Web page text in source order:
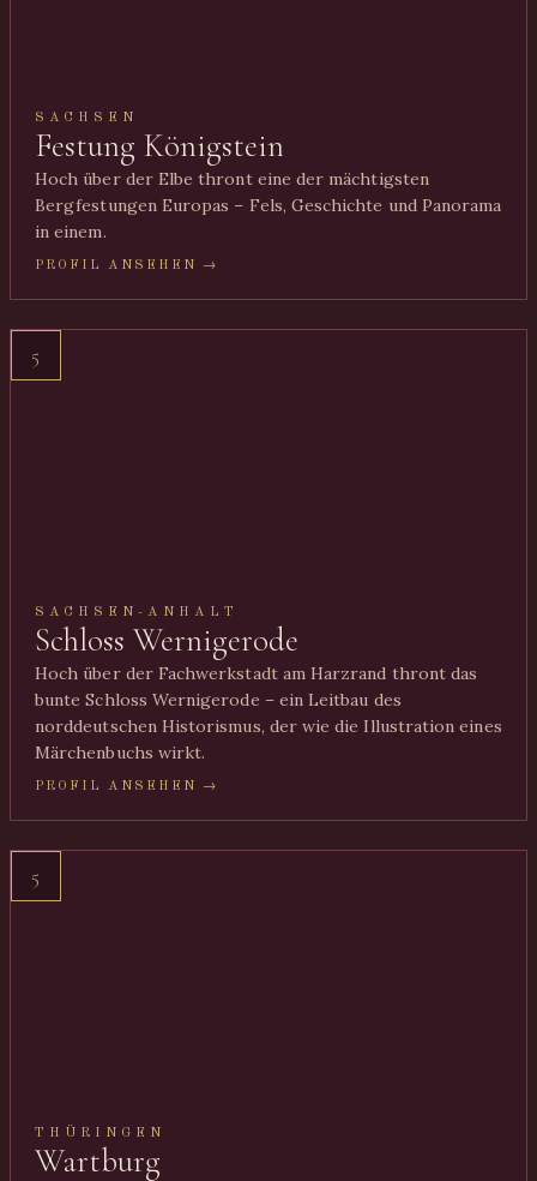
SACHSEN
Festung Königstein
Hoch über der Elbe thront eine der mächtigsten
Bergfestungen Europas – Fels, Geschichte und Panorama
in einem.
PROFIL ANSEHEN →
5
SACHSEN-ANHALT
Schloss Wernigerode
Hoch über der Fachwerkstadt am Harzrand thront das
bunte Schloss Wernigerode – ein Leitbau des
norddeutschen Historismus, der wie die Illustration eines
Märchenbuchs wirkt.
PROFIL ANSEHEN →
5
THÜRINGEN
Wartburg